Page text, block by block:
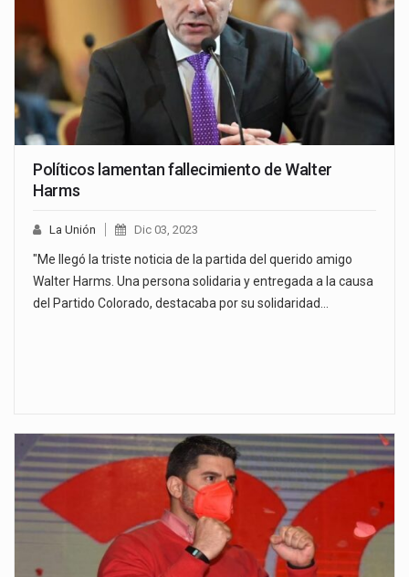
Políticos lamentan fallecimiento de Walter
Harms
La Unión Dic 03, 2023
"Me llegó la triste noticia de la partida del querido amigo
Walter Harms. Una persona solidaria y entregada a la causa
del Partido Colorado, destacaba por su solidaridad…